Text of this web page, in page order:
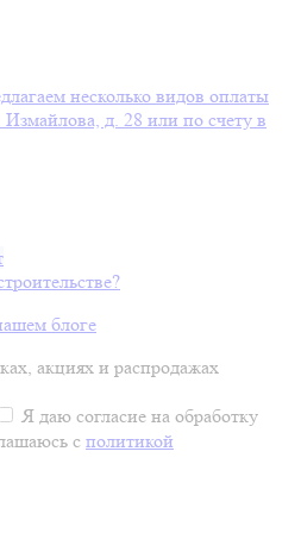
несколько видов оплаты
Измайлова, д. 28 или по счету в
блоге
акциях и распродажах
Я даю согласие на обработку
с политикой